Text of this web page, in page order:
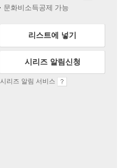
문화비소득공제 가능
리스트에 넣기
시리즈 알림신청
시리즈 알림 서비스